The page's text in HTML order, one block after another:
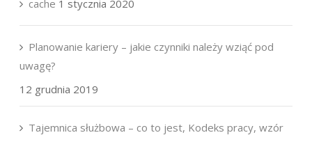
cache 1 stycznia 2020
Planowanie kariery – jakie czynniki należy wziąć pod
uwagę?
12 grudnia 2019
Tajemnica służbowa – co to jest, Kodeks pracy, wzór